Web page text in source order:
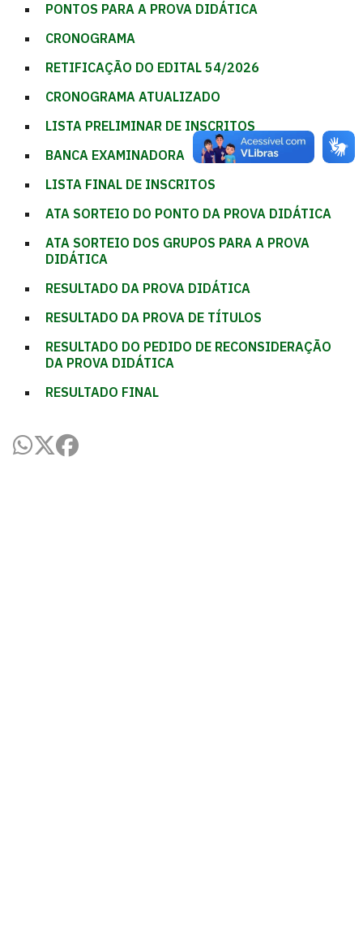
PONTOS PARA A PROVA DIDÁTICA
CRONOGRAMA
RETIFICAÇÃO DO EDITAL 54/2026
CRONOGRAMA ATUALIZADO
LISTA PRELIMINAR DE INSCRITOS
BANCA EXAMINADORA
LISTA FINAL DE INSCRITOS
ATA SORTEIO DO PONTO DA PROVA DIDÁTICA
ATA SORTEIO DOS GRUPOS PARA A PROVA
DIDÁTICA
RESULTADO DA PROVA DIDÁTICA
RESULTADO DA PROVA DE TÍTULOS
RESULTADO DO PEDIDO DE RECONSIDERAÇÃO
DA PROVA DIDÁTICA
RESULTADO FINAL